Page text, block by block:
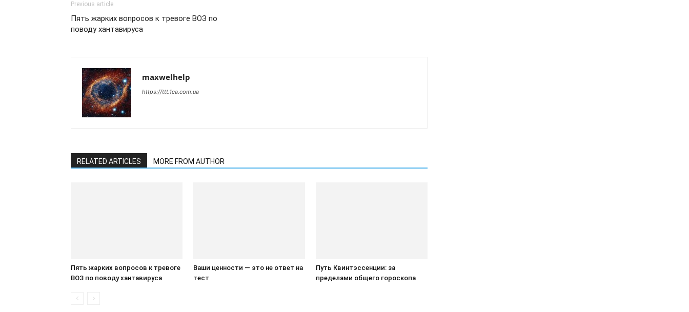
Previous article
Пять жарких вопросов к тревоге ВОЗ по
поводу хантавируса
maxwelhelp
https://ttt.1ca.com.ua
RELATED ARTICLES MORE FROM AUTHOR
Пять жарких вопросов к тревоге
ВОЗ по поводу хантавируса
Ваши ценности — это не ответ на
тест
Путь Квинтэссенции: за
пределами общего гороскопа